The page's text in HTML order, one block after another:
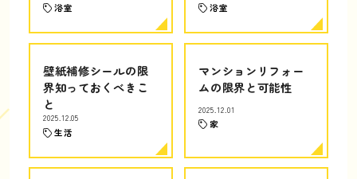
浴室 浴室
壁紙補修シールの限
界知っておくべきこ
と
2025.12.05
生活
マンションリフォー
ムの限界と可能性
2025.12.01
家